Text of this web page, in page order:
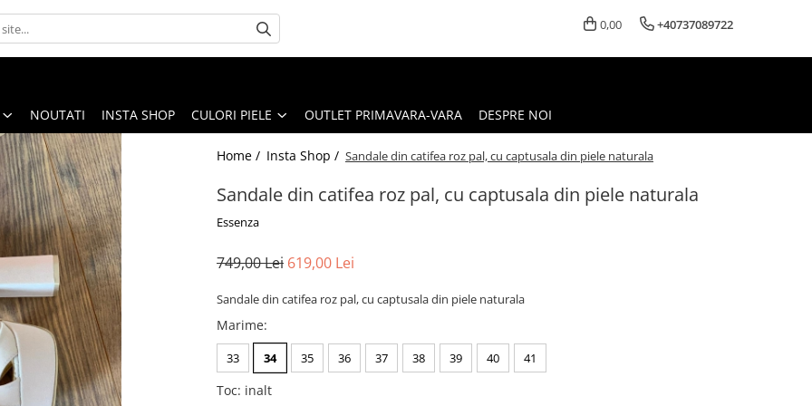
0,00 +40737089722
NOUTATI INSTA SHOP CULORI PIELE OUTLET PRIMAVARA-VARA DESPRE NOI
Home / Insta Shop / Sandale din catifea roz pal, cu captusala din piele naturala
Sandale din catifea roz pal, cu captusala din piele naturala
Essenza
749,00 Lei 619,00 Lei
Sandale din catifea roz pal, cu captusala din piele naturala
Marime:
33 34 35 36 37 38 39 40 41
Toc: inalt